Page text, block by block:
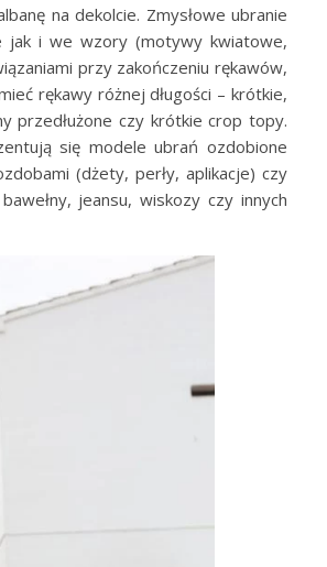
na dekolcie. Zmysłowe ubranie
jak i we wzory (motywy kwiatowe,
przy zakończeniu rękawów,
rękawy różnej długości – krótkie,
przedłużone czy krótkie crop topy.
się modele ubrań ozdobione
(dżety, perły, aplikacje) czy
jeansu, wiskozy czy innych